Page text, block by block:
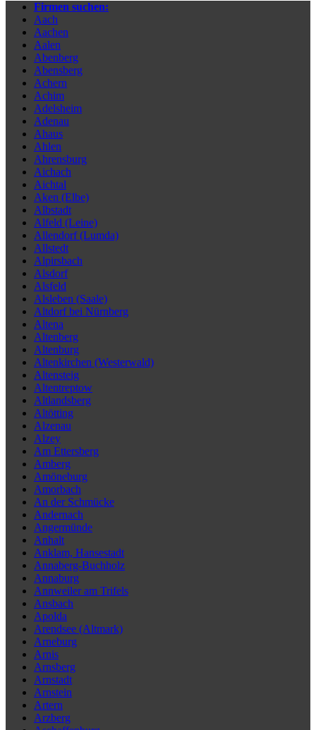
Firmen suchen:
Aach
Aachen
Aalen
Abenberg
Abensberg
Achern
Achim
Adelsheim
Adenau
Ahaus
Ahlen
Ahrensburg
Aichach
Aichtal
Aken (Elbe)
Albstadt
Alfeld (Leine)
Allendorf (Lumda)
Allstedt
Alpirsbach
Alsdorf
Alsfeld
Alsleben (Saale)
Altdorf bei Nürnberg
Altena
Altenberg
Altenburg
Altenkirchen (Westerwald)
Altensteig
Altentreptow
Altlandsberg
Altötting
Alzenau
Alzey
Am Ettersberg
Amberg
Amöneburg
Amorbach
An der Schmücke
Andernach
Angermünde
Anhalt
Anklam, Hansestadt
Annaberg-Buchholz
Annaburg
Annweiler am Trifels
Ansbach
Apolda
Arendsee (Altmark)
Arneburg
Arnis
Arnsberg
Arnstadt
Arnstein
Artern
Arzberg